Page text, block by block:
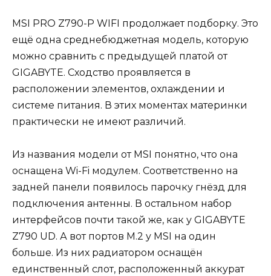
MSI PRO Z790-P WIFI продолжает подборку. Это
ещё одна среднебюджетная модель, которую
можно сравнить с предыдущей платой от
GIGABYTE. Сходство проявляется в
расположении элементов, охлаждении и
системе питания. В этих моментах материнки
практически не имеют различий.
Из названия модели от MSI понятно, что она
оснащена Wi-Fi модулем. Соответственно на
задней панели появилось парочку гнёзд для
подключения антенны. В остальном набор
интерфейсов почти такой же, как у GIGABYTE
Z790 UD. А вот портов М.2 у MSI на один
больше. Из них радиатором оснащён
единственный слот, расположенный аккурат